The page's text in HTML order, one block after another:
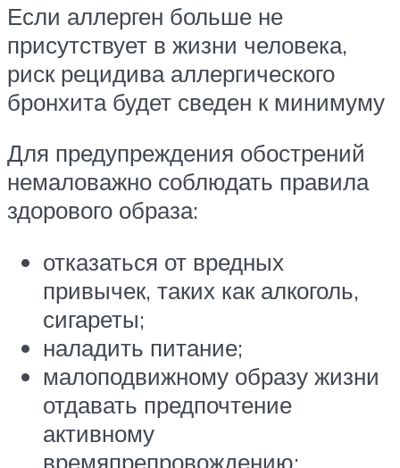
Если аллерген больше не
присутствует в жизни человека,
риск рецидива аллергического
бронхита будет сведен к минимуму
Для предупреждения обострений
немаловажно соблюдать правила
здорового образа:
отказаться от вредных
привычек, таких как алкоголь,
сигареты;
наладить питание;
малоподвижному образу жизни
отдавать предпочтение
активному
времяпрепровождению;